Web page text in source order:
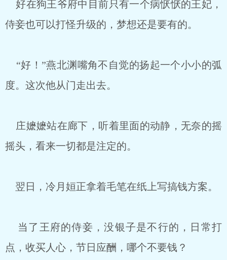
好在狗王爷府中目前只有一个病恹恹的王妃，
侍妾也可以打怪升级的，梦想还是要有的。
“好！”燕北渊嘴角不自觉的扬起一个小小的弧
度。这次他从门走出去。
庄嬷嬷站在廊下，听着里面的动静，无奈的摇
摇头，看来一切都是注定的。
翌日，冷月姮正拿着毛笔在纸上写搞钱方案。
当了王府的侍妾，没银子是不行的，日常打
点，收买人心，节日应酬，哪个不要钱？